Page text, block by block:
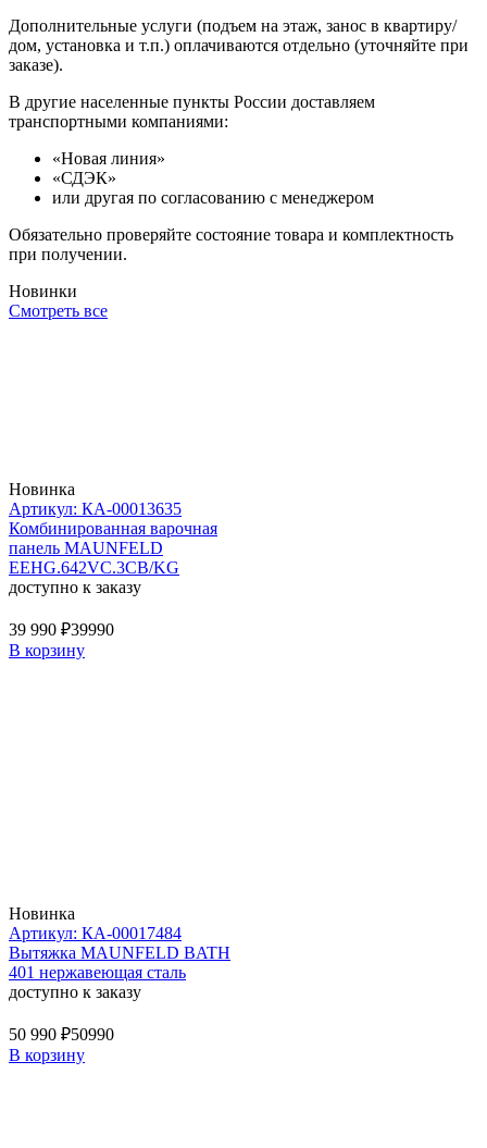
Дополнительные услуги (подъем на этаж, занос в квартиру/
дом, установка и т.п.) оплачиваются отдельно (уточняйте при
заказе).
В другие населенные пункты России доставляем
транспортными компаниями:
«Новая линия»
«СДЭК»
или другая по согласованию с менеджером
Обязательно проверяйте состояние товара и комплектность
при получении.
Новинки
Смотреть все
Новинка
Артикул: КА-00013635
Комбинированная варочная
панель MAUNFELD
EEHG.642VC.3CB/KG
доступно к заказу
39 990 ₽39990
В корзину
Новинка
Артикул: КА-00017484
Вытяжка MAUNFELD BATH
401 нержавеющая сталь
доступно к заказу
50 990 ₽50990
В корзину